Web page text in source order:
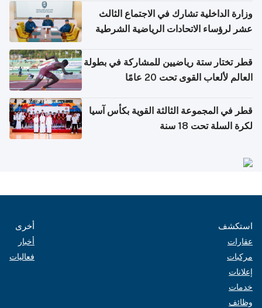
وزارة الداخلية تشارك في الاجتماع الثالث
عشر لرؤساء الاتحادات الرياضية الشرطية
قطر تختار ستة رياضيين للمشاركة في بطولة
العالم لألعاب القوى تحت 20 عامًا
قطر في المجموعة الثالثة القوية بكأس آسيا
لكرة السلة تحت 18 سنة
استكشف
عقارات
مركبات
إعلانات
خدمات
وظائف
أخرى
أخبار
فعاليات